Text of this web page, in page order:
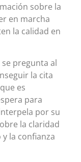
sobre la
en marcha
la calidad en
pregunta al
la cita
es
para
por su
la claridad
la confianza